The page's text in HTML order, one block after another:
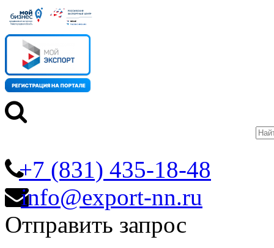
+7 (831) 435-18-48
info@export-nn.ru
Отправить запрос